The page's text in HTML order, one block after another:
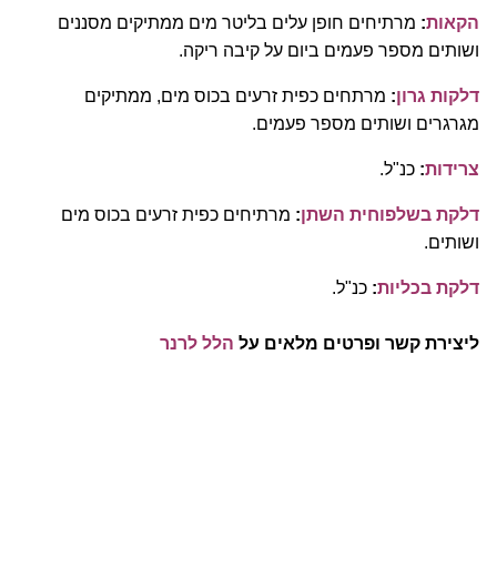
הקאות: מרתיחים חופן עלים בליטר מים ממתיקים מסננים
ושותים מספר פעמים ביום על קיבה ריקה.
דלקות גרון: מרתחים כפית זרעים בכוס מים, ממתיקים
מגרגרים ושותים מספר פעמים.
צרידות: כנ"ל.
דלקת בשלפוחית השתן: מרתיחים כפית זרעים בכוס מים
ושותים.
דלקת בכליות: כנ"ל.
ליצירת קשר ופרטים מלאים על הלל לרנר